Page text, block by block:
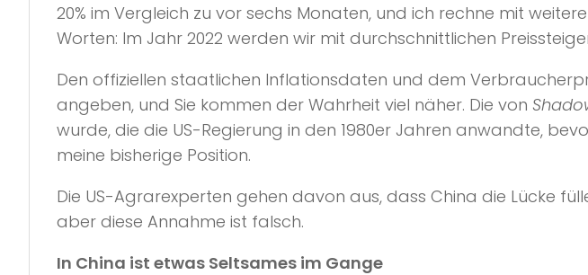
20% im Vergleich zu vor sechs Monaten, und ich rechne mit
Worten: Im Jahr 2022 werden wir mit durchschnittlichen
Den offiziellen staatlichen Inflationsdaten und dem
angeben, und Sie kommen der Wahrheit viel näher. Die von
wurde, die die US-Regierung in den 1980er Jahren anwandte,
meine bisherige Position.
Die US-Agrarexperten gehen davon aus, dass China die Lücke
aber diese Annahme ist falsch.
In China ist etwas Seltsames im Gange